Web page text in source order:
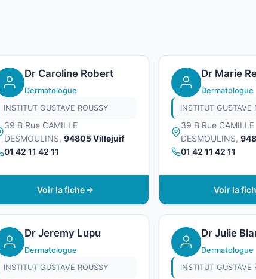
Dr Caroline Robert
Dermatologue
INSTITUT GUSTAVE ROUSSY
39 B Rue CAMILLE
DESMOULINS, 94805 Villejuif
01 42 11 42 11
Voir la fiche
Dr Marie
Dermatologue
INSTITUT GUSTAVE
39 B Rue CAMILLE
DESMOULINS,
01 42 11 42 11
Voir la
Dr Jeremy Lupu
Dermatologue
INSTITUT GUSTAVE ROUSSY
Dr Julie
Dermatologue
INSTITUT GUSTAVE